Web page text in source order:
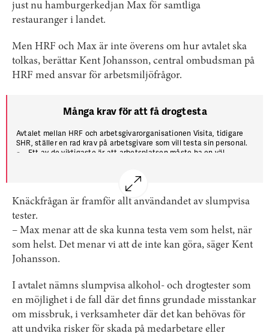
just nu hamburgerkedjan Max för samtliga
restauranger i landet.
Men HRF och Max är inte överens om hur avtalet ska
tolkas, berättar Kent Johansson, central ombudsman på
HRF med ansvar för arbetsmiljö­frågor.
Många krav för att få drogtesta
Avtalet mellan HRF och arbetsgivarorganisationen Visita, tidigare
SHR, ställer en rad krav på arbetsgivare som vill testa sin personal.
Ett av de viktigaste är att arbetsplatsen måste ha en väl
Ett annat är att testerna måste ske på ett betryggande och
Anställda på arbetsplatser som tecknat avtalet är skyldiga att
medverka vid provtagning, som ska ske på, eller i an­slut­ning till,
arbetstid. Om en anställd vägrar medverka kan arbetsgivaren
anta att resul­tatet skulle ha varit positivt.
Knäckfrågan är framför allt användandet av slumpvisa
tester.
– Max menar att de ska kunna testa vem som helst, när
som helst. Det menar vi att de inte kan göra, säger Kent
Johansson.
I avtalet nämns slumpvisa alkohol- och drogtester som
en möjlighet i de fall där det finns grundade misstankar
om missbruk, i verksamheter där det kan behövas för
att undvika risker för skada på medarbetare eller